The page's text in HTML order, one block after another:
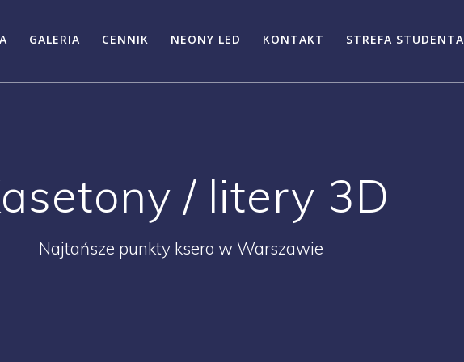
GALERIA CENNIK NEONY LED KONTAKT STREFA STUDENTA
/ litery 3D
Najtańsze punkty ksero w Warszawie